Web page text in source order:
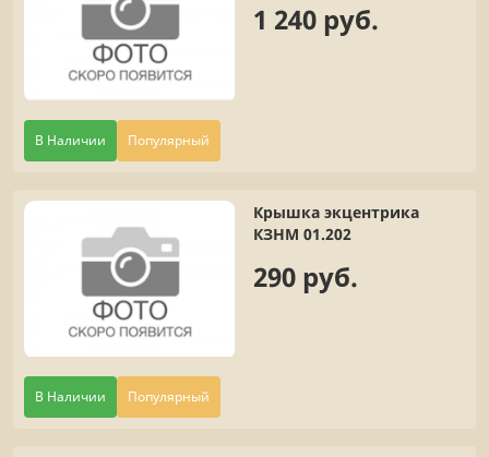
В Наличии Популярный
1 240 руб.
В Наличии Популярный
Крышка экцентрика
КЗНМ 01.202
290 руб.